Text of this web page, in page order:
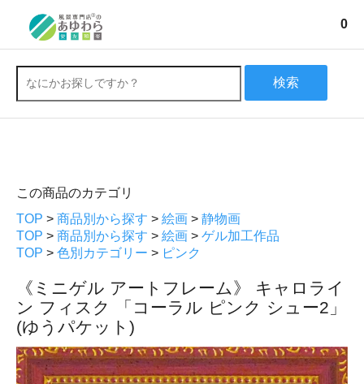
0
検索
この商品のカテゴリ
TOP > 商品別から探す > 絵画 > 静物画
TOP > 商品別から探す > 絵画 > ゲル加工作品
TOP > 色別カテゴリー > ピンク
《ミニゲル アートフレーム》 キャロライ
ン フィスク 「コーラル ピンク シュー2」
(ゆうパケット)